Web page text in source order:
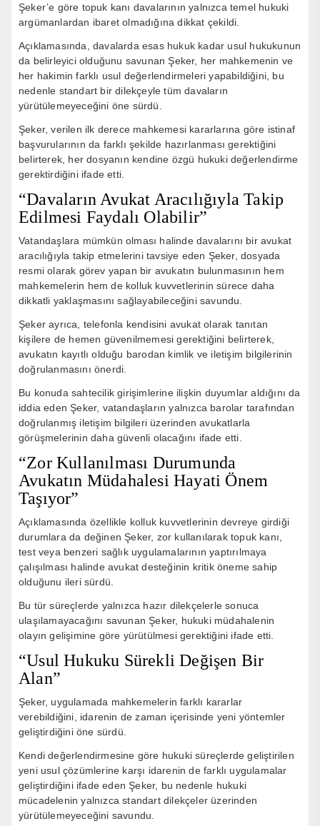
Şeker’e göre topuk kanı davalarının yalnızca temel hukuki
argümanlardan ibaret olmadığına dikkat çekildi.
Açıklamasında, davalarda esas hukuk kadar usul hukukunun
da belirleyici olduğunu savunan Şeker, her mahkemenin ve
her hakimin farklı usul değerlendirmeleri yapabildiğini, bu
nedenle standart bir dilekçeyle tüm davaların
yürütülemeyeceğini öne sürdü.
Şeker, verilen ilk derece mahkemesi kararlarına göre istinaf
başvurularının da farklı şekilde hazırlanması gerektiğini
belirterek, her dosyanın kendine özgü hukuki değerlendirme
gerektirdiğini ifade etti.
“Davaların Avukat Aracılığıyla Takip
Edilmesi Faydalı Olabilir”
Vatandaşlara mümkün olması halinde davalarını bir avukat
aracılığıyla takip etmelerini tavsiye eden Şeker, dosyada
resmi olarak görev yapan bir avukatın bulunmasının hem
mahkemelerin hem de kolluk kuvvetlerinin sürece daha
dikkatli yaklaşmasını sağlayabileceğini savundu.
Şeker ayrıca, telefonla kendisini avukat olarak tanıtan
kişilere de hemen güvenilmemesi gerektiğini belirterek,
avukatın kayıtlı olduğu barodan kimlik ve iletişim bilgilerinin
doğrulanmasını önerdi.
Bu konuda sahtecilik girişimlerine ilişkin duyumlar aldığını da
iddia eden Şeker, vatandaşların yalnızca barolar tarafından
doğrulanmış iletişim bilgileri üzerinden avukatlarla
görüşmelerinin daha güvenli olacağını ifade etti.
“Zor Kullanılması Durumunda
Avukatın Müdahalesi Hayati Önem
Taşıyor”
Açıklamasında özellikle kolluk kuvvetlerinin devreye girdiği
durumlara da değinen Şeker, zor kullanılarak topuk kanı,
test veya benzeri sağlık uygulamalarının yaptırılmaya
çalışılması halinde avukat desteğinin kritik öneme sahip
olduğunu ileri sürdü.
Bu tür süreçlerde yalnızca hazır dilekçelerle sonuca
ulaşılamayacağını savunan Şeker, hukuki müdahalenin
olayın gelişimine göre yürütülmesi gerektiğini ifade etti.
“Usul Hukuku Sürekli Değişen Bir
Alan”
Şeker, uygulamada mahkemelerin farklı kararlar
verebildiğini, idarenin de zaman içerisinde yeni yöntemler
geliştirdiğini öne sürdü.
Kendi değerlendirmesine göre hukuki süreçlerde geliştirilen
yeni usul çözümlerine karşı idarenin de farklı uygulamalar
geliştirdiğini ifade eden Şeker, bu nedenle hukuki
mücadelenin yalnızca standart dilekçeler üzerinden
yürütülemeyeceğini savundu.